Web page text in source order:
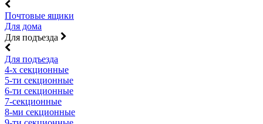
Почтовые ящики
Для дома
Для подъезда
Для подъезда
4-х секционные
5-ти секционные
6-ти секционные
7-секционные
8-ми секционные